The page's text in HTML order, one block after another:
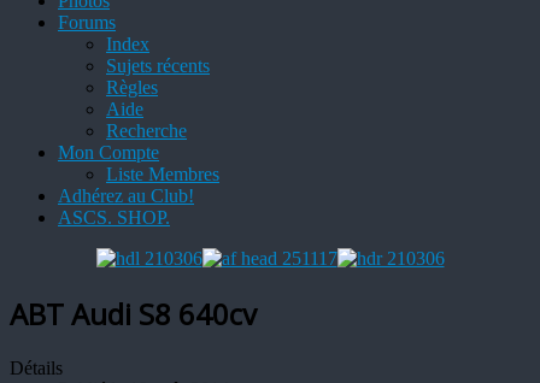
Forums
Index
Sujets récents
Règles
Aide
Recherche
Mon Compte
Liste Membres
Adhérez au Club!
ASCS. SHOP.
ABT Audi S8 640cv
Détails